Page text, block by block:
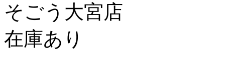
そごう大宮店
在庫あり